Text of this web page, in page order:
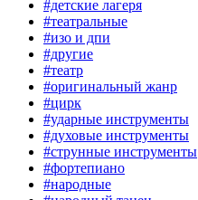
#детские лагеря
#театральные
#изо и дпи
#другие
#театр
#оригинальный жанр
#цирк
#ударные инструменты
#духовые инструменты
#струнные инструменты
#фортепиано
#народные